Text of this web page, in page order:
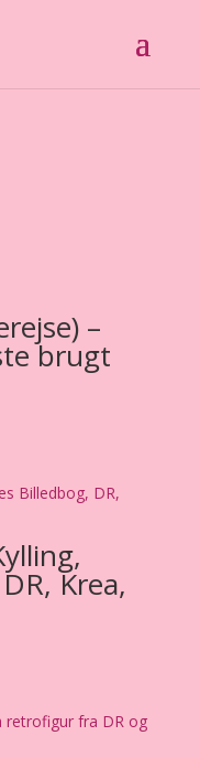
–
brugt
Krea,